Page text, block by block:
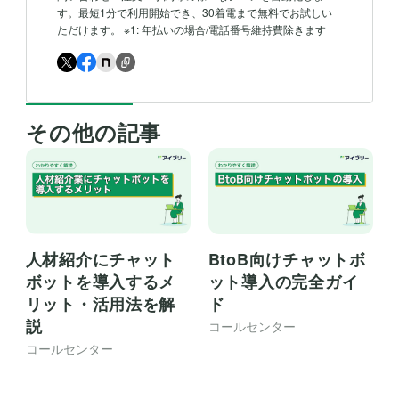
す。最短1分で利用開始でき、30着電まで無料でお試しい
ただけます。 ※1: 年払いの場合/電話番号維持費除きます
その他の記事
人材紹介にチャット
ボットを導入するメ
リット・活用法を解
説
コールセンター
BtoB向けチャットボ
ット導入の完全ガイ
ド
コールセンター